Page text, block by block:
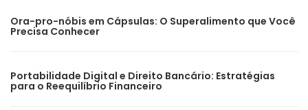
Ora-pro-nóbis em Cápsulas: O Superalimento que Você
Precisa Conhecer
Portabilidade Digital e Direito Bancário: Estratégias
para o Reequilíbrio Financeiro